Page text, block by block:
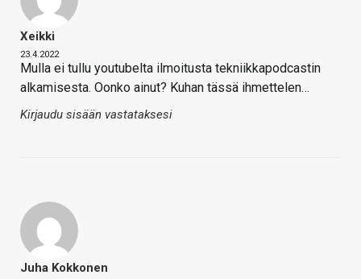
Xeikki
23.4.2022
Mulla ei tullu youtubelta ilmoitusta tekniikkapodcastin
alkamisesta. Oonko ainut? Kuhan tässä ihmettelen…
Kirjaudu sisään vastataksesi
Juha Kokkonen